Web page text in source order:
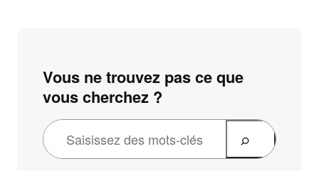
Vous ne trouvez pas ce que
vous cherchez ?